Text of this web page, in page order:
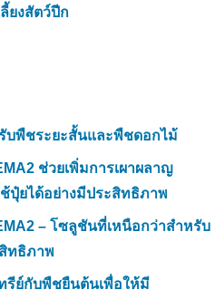
ยงสัตว์ปีก
บพืชระยะสั้นและพืชดอกไม้
ช่วยเพิ่มการเผาผลาญ
ปุ๋ยได้อย่างมีประสิทธิภาพ
– โซลูชันที่เหนือกว่าสำหรับ
ทธิภาพ
รีย์กับพืชยืนต้นเพื่อให้มี